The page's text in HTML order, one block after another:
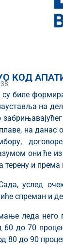
КОД
су биле
на
на данас
они ће из
терену и
услед
спреман и
леда него
60 до 70
80 до 90